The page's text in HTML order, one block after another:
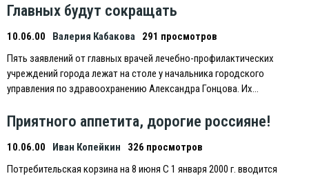
Главных будут сокращать
10.06.00 Валерия Кабакова
291 просмотров
Пять заявлений от главных врачей лечебно-профилактических
учреждений города лежат на столе у начальника городского
управления по здравоохранению Александра Гонцова. Их…
Приятного аппетита, дорогие россияне!
10.06.00 Иван Копейкин
326 просмотров
Потребительская корзина на 8 июня С 1 января 2000 г. вводится